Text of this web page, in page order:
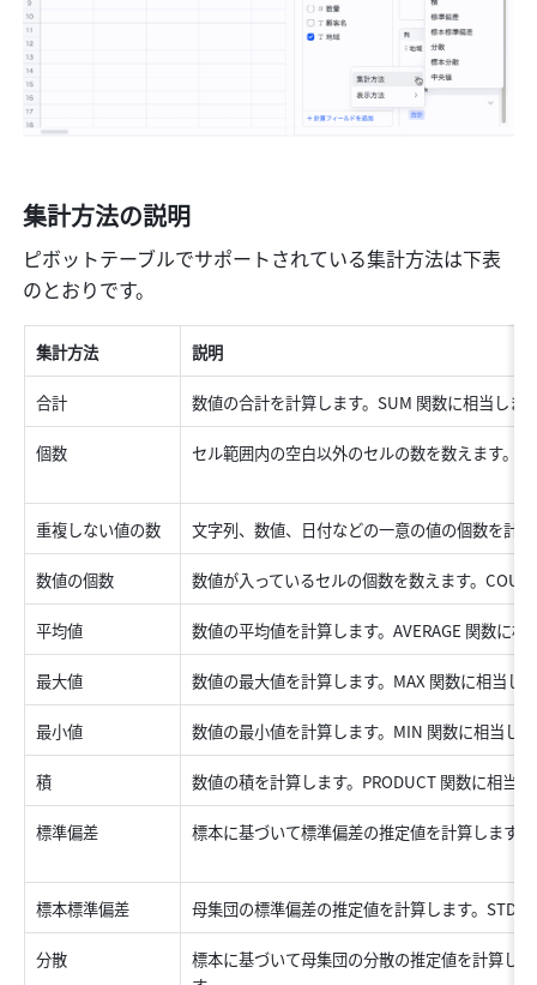
集計方法の説明
ピボットテーブルでサポートされている集計方法は下表
のとおりです。
集計方法 説明
合計 数値の合計を計算します。SUM 関数に相当しま
個数
重複しない値の数 文字列、数値、日付などの一意の値の個数を計
数値の個数 数値が入っているセルの個数を数えます。
平均値 数値の平均値を計算します。AVERAGE 関数に相
最大値 数値の最大値を計算します。MAX 関数に相当し
最小値 数値の最小値を計算します。MIN 関数に相当し
積 数値の積を計算します。PRODUCT 関数に相当
標準偏差
標本標準偏差 母集団の標準偏差の推定値を計算します。
分散
標本に基づいて母集団の分散の推定値を計算し